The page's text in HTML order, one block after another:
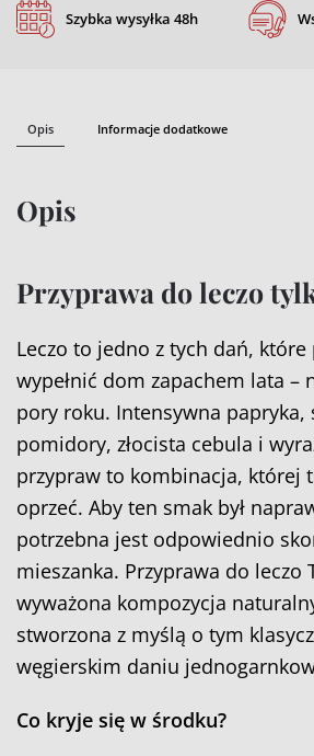
Szybka wysyłka 48h
Opis Informacje dodatkowe
Opis
Przyprawa do leczo
Leczo to jedno z tych dań,
wypełnić dom zapachem lata –
pory roku. Intensywna papryka,
pomidory, złocista cebula i
przypraw to kombinacja, której
oprzeć. Aby ten smak był
potrzebna jest odpowiednio
mieszanka. Przyprawa do leczo
wyważona kompozycja
stworzona z myślą o tym
węgierskim daniu
Co kryje się w środku?